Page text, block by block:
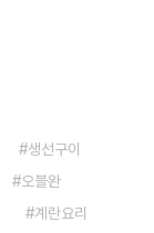
생선구이
오블완
계란요리